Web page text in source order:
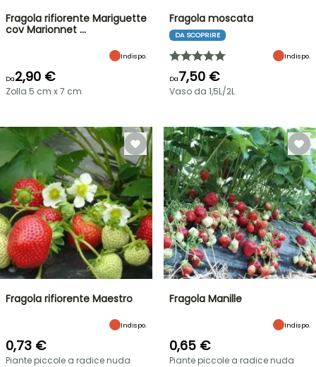
Fragola rifiorente Mariguette
cov Marionnet …
Indispo.
Da2,90 €
Zolla 5 cm x 7 cm
Fragola moscata
DA SCOPRIRE
Indispo.
Da7,50 €
Vaso da 1,5L/2L
Fragola rifiorente Maestro
Indispo.
0,73 €
Piante piccole a radice nuda
Fragola Manille
Indispo.
0,65 €
Piante piccole a radice nuda